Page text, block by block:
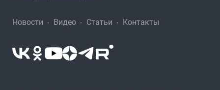
Новости Видео Статьи Контакты